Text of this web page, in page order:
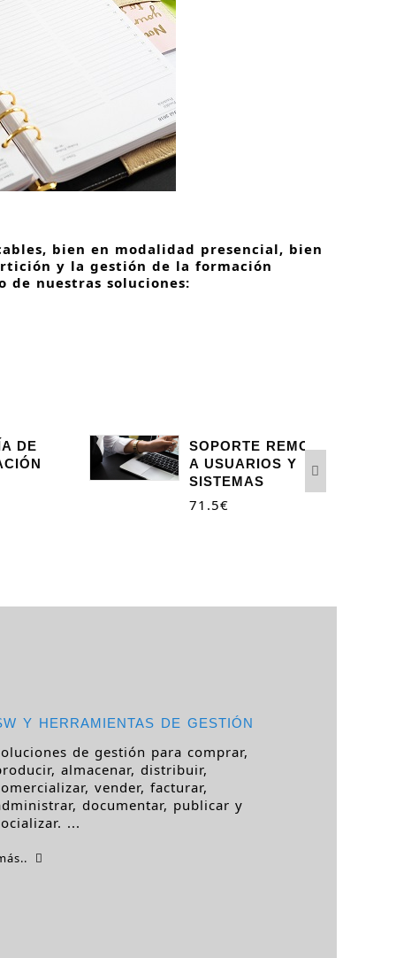
bien en modalidad presencial, bien
y la gestión de la formación
nuestras soluciones:
DE
SOPORTE REMOTO
A USUARIOS Y
SISTEMAS
71.5€
Y HERRAMIENTAS DE GESTIÓN
de gestión para comprar,
almacenar, distribuir,
vender, facturar,
documentar, publicar y
...